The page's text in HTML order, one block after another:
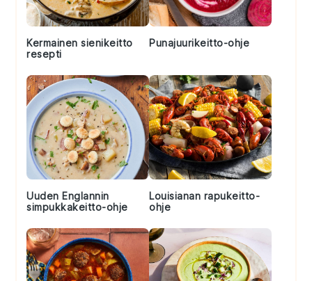
Kermainen sienikeitto
resepti
Punajuurikeitto-ohje
Uuden Englannin
simpukkakeitto-ohje
Louisianan rapukeitto-
ohje